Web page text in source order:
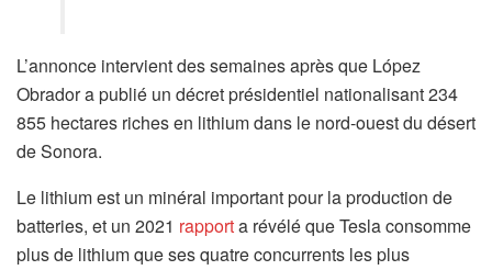
L’annonce intervient des semaines après que López
Obrador a publié un décret présidentiel nationalisant 234
855 hectares riches en lithium dans le nord-ouest du désert
de Sonora.
Le lithium est un minéral important pour la production de
batteries, et un 2021 rapporta révélé que Tesla consomme
plus de lithium que ses quatre concurrents les plus